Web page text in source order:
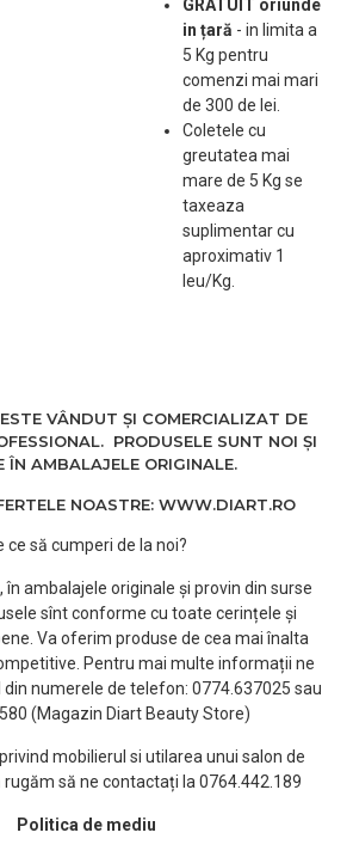
Tapițerie din piele
ecologica de culoare alba
de înaltă calitate care se
curata foarte usor.
GRATUIT oriunde
in țară - in limita a
5 Kg pentru
comenzi mai mari
de 300 de lei.
Coletele cu
greutatea mai
mare de 5 Kg se
taxeaza
suplimentar cu
aproximativ 1
leu/Kg.
VÂNDUT ȘI COMERCIALIZAT DE
PRODUSELE SUNT NOI ȘI
ÎN AMBALAJELE ORIGINALE.
NOASTRE: WWW.DIART.RO
ce să cumperi de la noi?
în ambalajele originale și provin din surse
sînt conforme cu toate cerințele și
Va oferim produse de cea mai înalta
Pentru mai multe informații ne
numerele de telefon: 0774.637025 sau
(Magazin Diart Beauty Store)
mobilierul si utilarea unui salon de
să ne contactați la 0764.442.189
Politica de mediu